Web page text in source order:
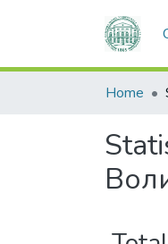
Home